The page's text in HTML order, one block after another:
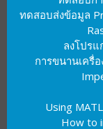
ทดสอบส่งข้อมูล
ลงโปรแ
การขนานเครื่
Using
How to